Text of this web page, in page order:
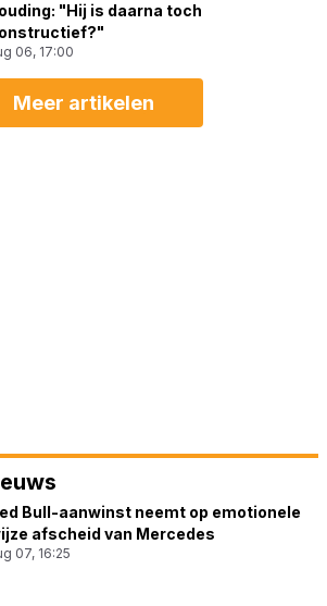
"Hij is daarna toch
06, 17:00
Meer artikelen
Bull-aanwinst neemt op emotionele
afscheid van Mercedes
07, 16:25